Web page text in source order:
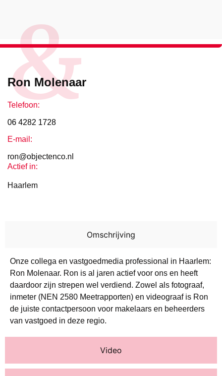
&
Ron Molenaar
Telefoon:
06 4282 1728
E-mail:
ron@objectenco.nl
Actief in:
Haarlem
Omschrijving
Video
Onze collega en vastgoedmedia professional in Haarlem:
Ron Molenaar. Ron is al jaren actief voor ons en heeft
daardoor zijn strepen wel verdiend. Zowel als fotograaf,
inmeter (NEN 2580 Meetrapporten) en videograaf is Ron
de juiste contactpersoon voor makelaars en beheerders
van vastgoed in deze regio.